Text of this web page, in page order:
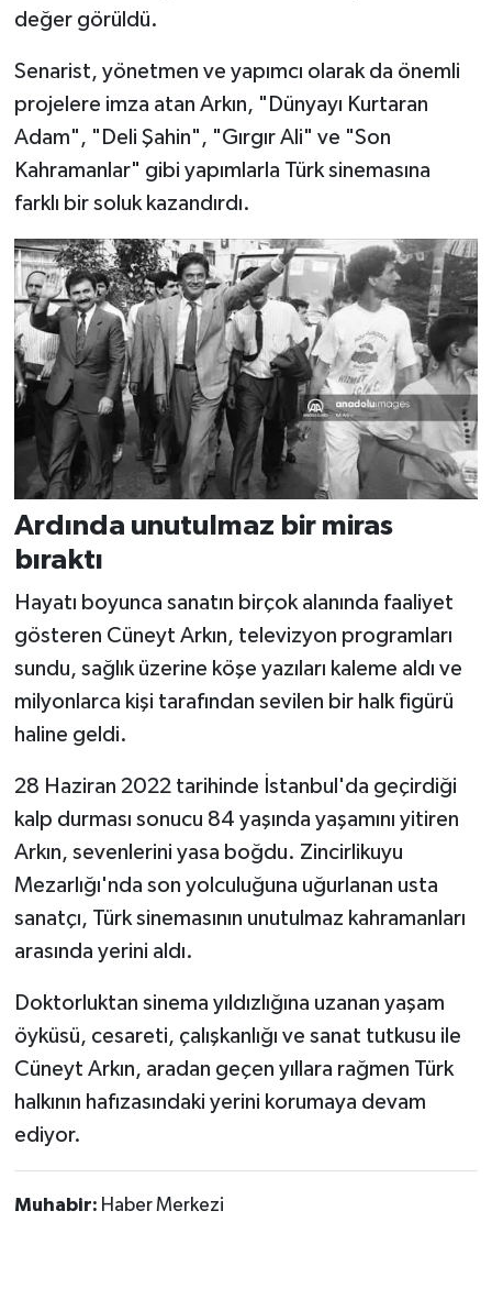
değer görüldü.
Senarist, yönetmen ve yapımcı olarak da önemli
projelere imza atan Arkın, "Dünyayı Kurtaran
Adam", "Deli Şahin", "Gırgır Ali" ve "Son
Kahramanlar" gibi yapımlarla Türk sinemasına
farklı bir soluk kazandırdı.
Ardında unutulmaz bir miras
bıraktı
Hayatı boyunca sanatın birçok alanında faaliyet
gösteren Cüneyt Arkın, televizyon programları
sundu, sağlık üzerine köşe yazıları kaleme aldı ve
milyonlarca kişi tarafından sevilen bir halk figürü
haline geldi.
28 Haziran 2022 tarihinde İstanbul'da geçirdiği
kalp durması sonucu 84 yaşında yaşamını yitiren
Arkın, sevenlerini yasa boğdu. Zincirlikuyu
Mezarlığı'nda son yolculuğuna uğurlanan usta
sanatçı, Türk sinemasının unutulmaz kahramanları
arasında yerini aldı.
Doktorluktan sinema yıldızlığına uzanan yaşam
öyküsü, cesareti, çalışkanlığı ve sanat tutkusu ile
Cüneyt Arkın, aradan geçen yıllara rağmen Türk
halkının hafızasındaki yerini korumaya devam
ediyor.
Muhabir: Haber Merkezi